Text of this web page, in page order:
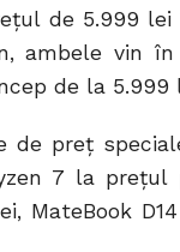
de 5.999 lei
ambele vin
de la 5.999
de preț
7 la
MateBook